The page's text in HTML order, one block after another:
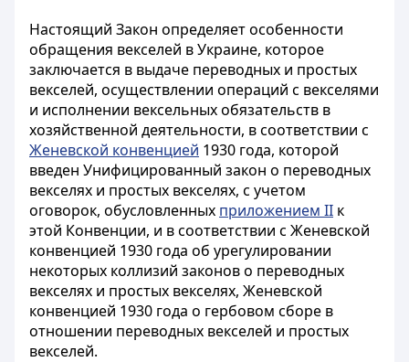
Настоящий Закон определяет особенности
обращения векселей в Украине, которое
заключается в выдаче переводных и простых
векселей, осуществлении операций с векселями
и исполнении вексельных обязательств в
хозяйственной деятельности, в соответствии с
Женевской конвенцией 1930 года, которой
введен Унифицированный закон о переводных
векселях и простых векселях, с учетом
оговорок, обусловленных приложением II к
этой Конвенции, и в соответствии с Женевской
конвенцией 1930 года об урегулировании
некоторых коллизий законов о переводных
векселях и простых векселях, Женевской
конвенцией 1930 года о гербовом сборе в
отношении переводных векселей и простых
векселей.